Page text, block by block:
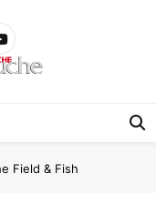
Field & Fish